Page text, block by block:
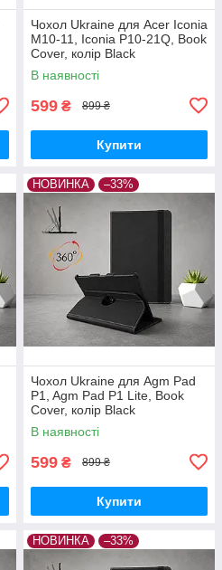
Чохол Ukraine для Acer Iconia
M10-11, Iconia P10-21Q, Book
Cover, колір Black
В наявності
599 ₴ 899 ₴
Купити
НОВИНКА –33%
Чохол Ukraine для Agm Pad
P1, Agm Pad P1 Lite, Book
Cover, колір Black
В наявності
599 ₴ 899 ₴
Купити
НОВИНКА –33%